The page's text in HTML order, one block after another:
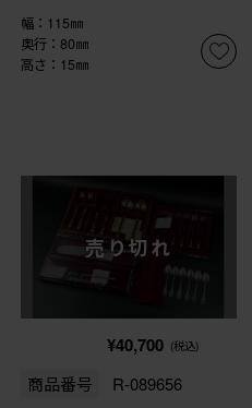
幅：115㎜
奥行：80㎜
高さ：15㎜
売り切れ
¥40,700 (税込)
商品番号 R-089656